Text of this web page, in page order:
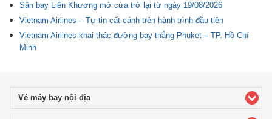
Sân bay Liên Khương mở cửa trở lại từ ngày 19/08/2026
Vietnam Airlines – Tự tin cất cánh trên hành trình đầu tiên
Vietnam Airlines khai thác đường bay thẳng Phuket – TP. Hồ Chí
Minh
Vé máy bay nội địaclick to expand contents